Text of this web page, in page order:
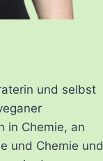
und selbst
in Chemie, an
und Chemie und